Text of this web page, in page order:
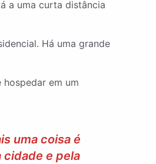
a uma curta distância
Há uma grande
em um
uma coisa é
e pela